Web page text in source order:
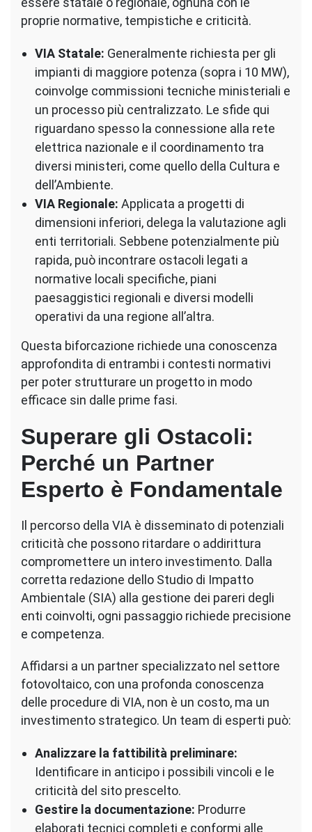
proprie normative, tempistiche e criticità.
VIA Statale: Generalmente richiesta per gli
impianti di maggiore potenza (sopra i 10 MW),
coinvolge commissioni tecniche ministeriali e
un processo più centralizzato. Le sfide qui
riguardano spesso la connessione alla rete
elettrica nazionale e il coordinamento tra
diversi ministeri, come quello della Cultura e
dell’Ambiente.
VIA Regionale: Applicata a progetti di
dimensioni inferiori, delega la valutazione agli
enti territoriali. Sebbene potenzialmente più
rapida, può incontrare ostacoli legati a
normative locali specifiche, piani
paesaggistici regionali e diversi modelli
operativi da una regione all’altra.
Questa biforcazione richiede una conoscenza
approfondita di entrambi i contesti normativi
per poter strutturare un progetto in modo
efficace sin dalle prime fasi.
Superare gli Ostacoli:
Perché un Partner
Esperto è Fondamentale
Il percorso della VIA è disseminato di potenziali
criticità che possono ritardare o addirittura
compromettere un intero investimento. Dalla
corretta redazione dello Studio di Impatto
Ambientale (SIA) alla gestione dei pareri degli
enti coinvolti, ogni passaggio richiede precisione
e competenza.
Affidarsi a un partner specializzato nel settore
fotovoltaico, con una profonda conoscenza
delle procedure di VIA, non è un costo, ma un
investimento strategico. Un team di esperti può:
Analizzare la fattibilità preliminare:
Identificare in anticipo i possibili vincoli e le
criticità del sito prescelto.
Gestire la documentazione: Produrre
elaborati tecnici completi e conformi alle